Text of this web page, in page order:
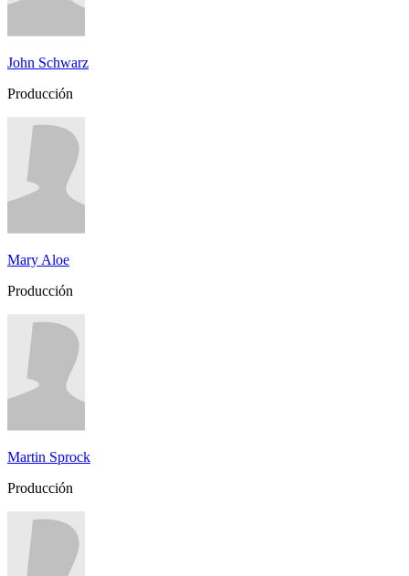
John Schwarz
Producción
Mary Aloe
Producción
Martin Sprock
Producción